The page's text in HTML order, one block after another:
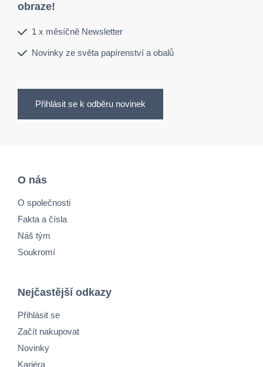
obraze!
1 x měsíčně Newsletter
Novinky ze světa papírenství a obalů
Přihlásit se k odběru novinek
O nás
O společnosti
Fakta a čísla
Náš tým
Soukromí
Nejčastější odkazy
Přihlásit se
Začít nakupovat
Novinky
Kariéra